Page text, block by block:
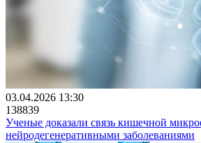
03.04.2026 13:30
138839
Ученые доказали связь кишечной
нейродегенеративными заболеваниями